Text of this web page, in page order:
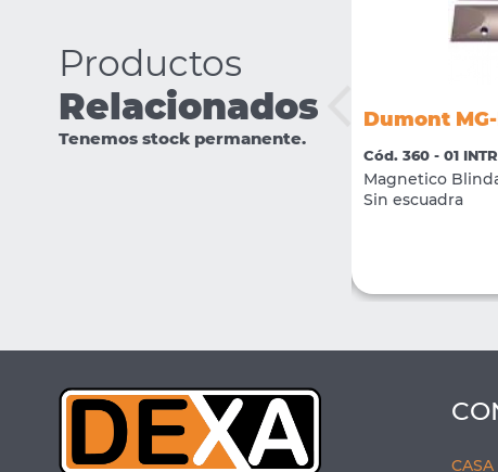
Productos
Relacionados
Tenemos stock permanente.
Dumont MGMB Dumont
Cód. 360 - 01
Magnetico
Sin escuadra
CASA